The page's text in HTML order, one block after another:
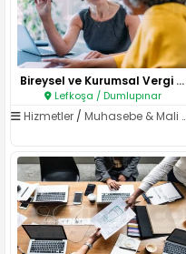
Bireysel ve Kurumsal Vergi Dan..
Lefkoşa / Dumlupınar
Hizmetler / Muhasebe & Mali Müşavirlik